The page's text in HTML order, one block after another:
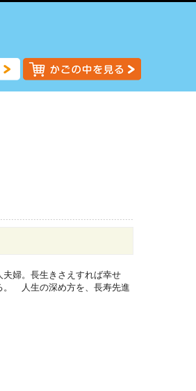
婦。長生きさえすれば幸せ
。 人生の深め方を、長寿先進